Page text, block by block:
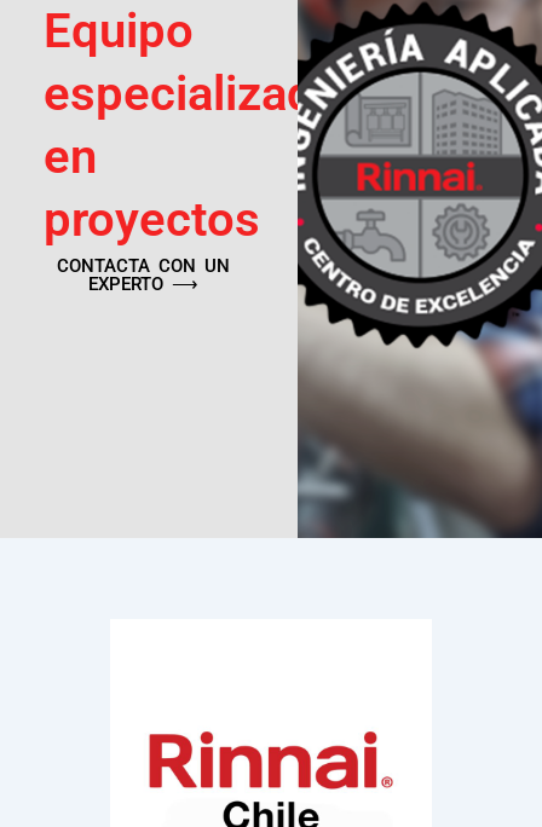
Equipo
especializado
en
proyectos
CONTACTA CON UN
EXPERTO ⟶